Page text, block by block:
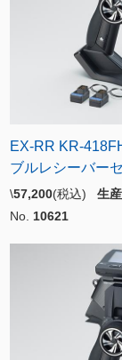
EX-RR KR-
ブルレシーバー
\57,200(税込) 生
No. 10621